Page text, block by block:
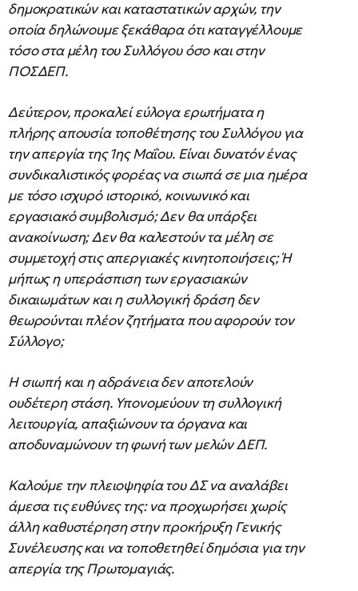
δημοκρατικών και καταστατικών αρχών, την
οποία δηλώνουμε ξεκάθαρα ότι καταγγέλλουμε
τόσο στα μέλη του Συλλόγου όσο και στην
ΠΟΣΔΕΠ.
Δεύτερον, προκαλεί εύλογα ερωτήματα η
πλήρης απουσία τοποθέτησης του Συλλόγου για
την απεργία της 1ης Μαΐου. Είναι δυνατόν ένας
συνδικαλιστικός φορέας να σιωπά σε μια ημέρα
με τόσο ισχυρό ιστορικό, κοινωνικό και
εργασιακό συμβολισμό; Δεν θα υπάρξει
ανακοίνωση; Δεν θα καλεστούν τα μέλη σε
συμμετοχή στις απεργιακές κινητοποιήσεις; Ή
μήπως η υπεράσπιση των εργασιακών
δικαιωμάτων και η συλλογική δράση δεν
θεωρούνται πλέον ζητήματα που αφορούν τον
Σύλλογο;
Η σιωπή και η αδράνεια δεν αποτελούν
ουδέτερη στάση. Υπονομεύουν τη συλλογική
λειτουργία, απαξιώνουν τα όργανα και
αποδυναμώνουν τη φωνή των μελών ΔΕΠ.
Καλούμε την πλειοψηφία του ΔΣ να αναλάβει
άμεσα τις ευθύνες της: να προχωρήσει χωρίς
άλλη καθυστέρηση στην προκήρυξη Γενικής
Συνέλευσης και να τοποθετηθεί δημόσια για την
απεργία της Πρωτομαγιάς.